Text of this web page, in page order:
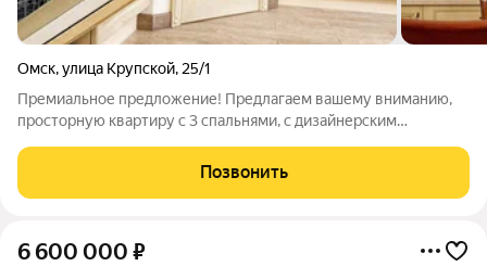
Омск,улица Крупской, 25/1
Премиальное предложение! Предлагаем вашему вниманию,
просторную квартиру с 3 спальнями, с дизайнерским
ТЕХНИЧЕСКАЯ ЧАСТЬ: Планировочное решение
предусматривает три изолированные спальни,
Позвонить
6 600 000 ₽